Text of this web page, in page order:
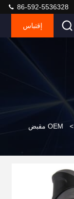
86-592-5536328
إقتباس
> OEM مقبض